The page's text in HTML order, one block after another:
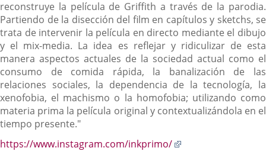
reconstruye la película de Griffith a través de la parodia.
Partiendo de la disección del film en capítulos y sketchs, se
trata de intervenir la película en directo mediante el dibujo
y el mix-media. La idea es reflejar y ridiculizar de esta
manera aspectos actuales de la sociedad actual como el
consumo de comida rápida, la banalización de las
relaciones sociales, la dependencia de la tecnología, la
xenofobia, el machismo o la homofobia; utilizando como
materia prima la película original y contextualizándola en el
tiempo presente."
https://www.instagram.com/inkprimo/